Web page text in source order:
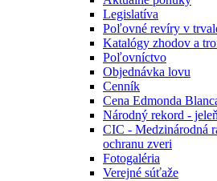
Legislatíva
Poľovné revíry v
Katalógy zhodov a
Poľovníctvo
Objednávka lovu
Cenník
Cena Edmonda
Národný rekord -
CIC - Medzinárodná
ochranu zveri
Fotogaléria
Verejné súťaže